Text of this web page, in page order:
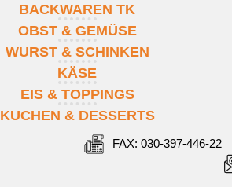
BACKWAREN TK
OBST & GEMÜSE
WURST & SCHINKEN
KÄSE
EIS & TOPPINGS
KUCHEN & DESSERTS
FAX: 030-397-446-22